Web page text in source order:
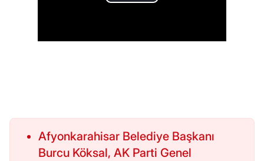
Afyonkarahisar Belediye Başkanı
Burcu Köksal, AK Parti Genel